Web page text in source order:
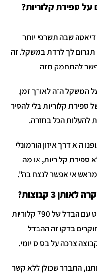
ספירת קלוריות?
שבה תשרפי יותר
תגרום לך לרדת במשקל. זה
להתחמק מזה.
המשקל הזה לאורך זמן,
ספירת קלוריות בלי להסיר
להעלות הכל בחזרה.
היא דרך איזון הורמונלי
קלוריות, או מה
אי אפשר לנצח בה".
3 קבוצות?
"אז כאמור אותן 3 קבוצות אכלו תפריט עם הבדל של 790 קלוריות
בדקו זה ההבדל
צרכה על בסיס יומי.
התברר שכולן ללא קשר